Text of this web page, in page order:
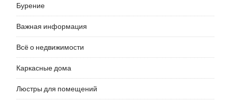
Бурение
Важная информация
Всё о недвижимости
Каркасные дома
Люстры для помещений